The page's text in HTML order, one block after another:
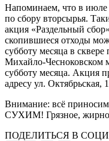
Напоминаем, что в июле
по сбору вторсырья.
акция «Раздельный
скопившиеся отходы
субботу месяца в
Михайло-
субботу месяца. Акция
адресу ул. Октябрьская,
Внимание: всё
СУХИМ! Грязное,
ПОДЕЛИТЬСЯ В